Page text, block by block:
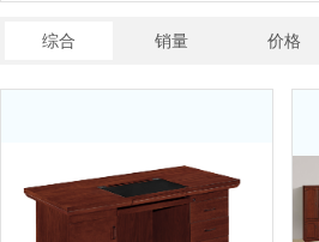
综合 销量 价格